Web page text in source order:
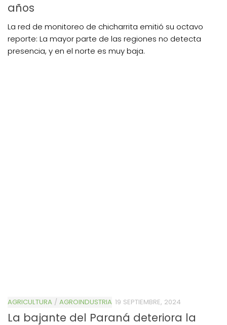
años
La red de monitoreo de chicharrita emitió su octavo
reporte: La mayor parte de las regiones no detecta
presencia, y en el norte es muy baja.
AGRICULTURA / AGROINDUSTRIA 19 SEPTIEMBRE, 2024
La bajante del Paraná deteriora la